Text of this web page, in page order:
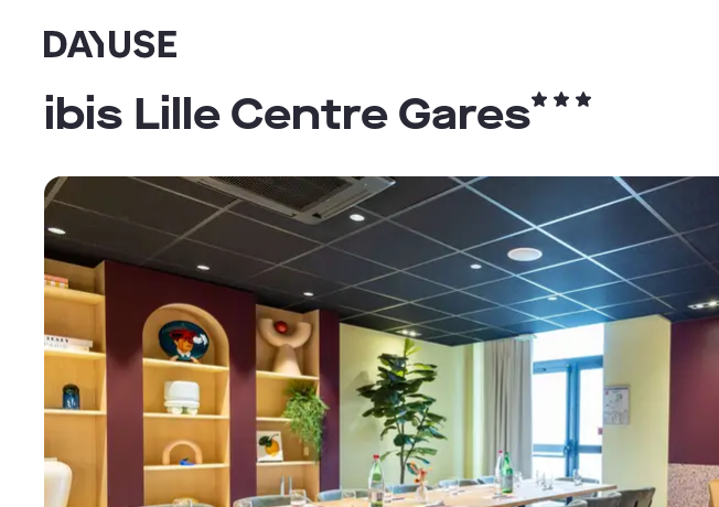
Dayuse
ibis Lille Centre Gares